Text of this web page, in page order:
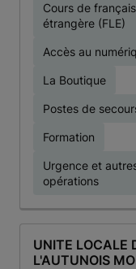
Cours de
étrangère (FLE)
Accès au
La Boutique
Postes de
Formation
Urgence et
opérations
UNITE LOCALE
L'AUTUNOIS